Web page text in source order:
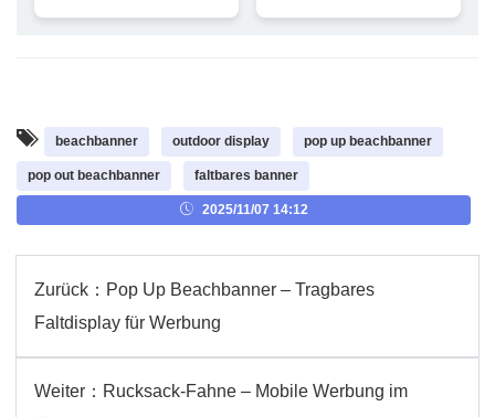
beachbanner outdoor display pop up beachbanner
pop out beachbanner faltbares banner
2025/11/07 14:12
Zurück： Pop Up Beachbanner – Tragbares
Faltdisplay für Werbung
Weiter： Rucksack-Fahne – Mobile Werbung im